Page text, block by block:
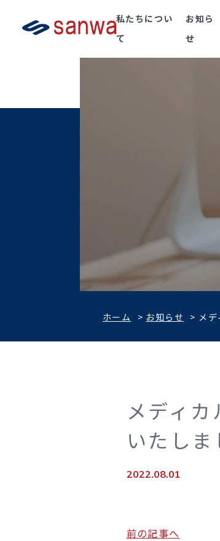
私たちについ
て
お知ら
せ
ホーム > お知らせ > メ
メディ
いたしま
2022.08.01
前の記事へ